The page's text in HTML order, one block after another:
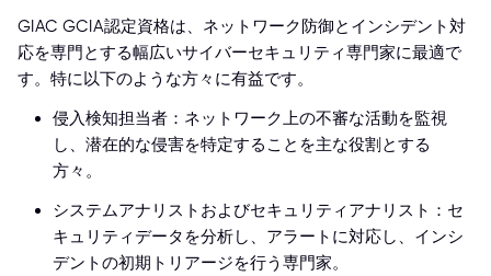
GIAC GCIA認定資格は、ネットワーク防御とインシデント対
応を専門とする幅広いサイバーセキュリティ専門家に最適で
す。特に以下のような方々に有益です。
侵入検知担当者：ネットワーク上の不審な活動を監視
し、潜在的な侵害を特定することを主な役割とする
方々。
システムアナリストおよびセキュリティアナリスト：セ
キュリティデータを分析し、アラートに対応し、インシ
デントの初期トリアージを行う専門家。